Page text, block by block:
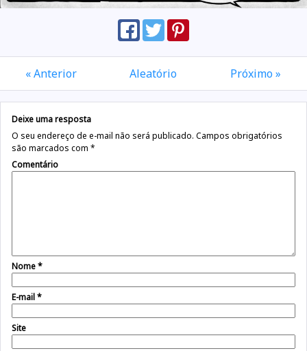
« Anterior Aleatório Próximo »
Deixe uma resposta
O seu endereço de e-mail não será publicado. Campos obrigatórios
são marcados com *
Comentário
Nome*
E-mail*
Site